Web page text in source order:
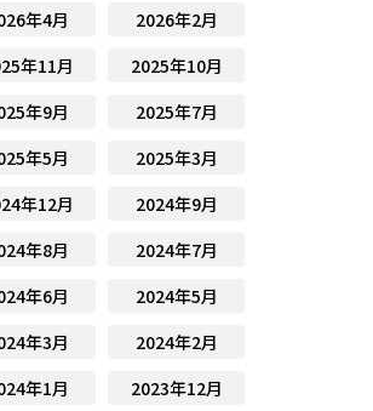
年4月
2026年2月
年11月
2025年10月
年9月
2025年7月
年5月
2025年3月
年12月
2024年9月
年8月
2024年7月
年6月
2024年5月
年3月
2024年2月
年1月
2023年12月